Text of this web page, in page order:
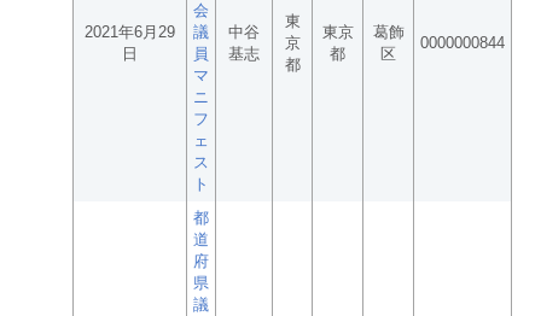
2021年6月29
日
会
議
員
マ
ニ
フ
ェ
ス
ト
中谷
基志
東
京
都
東京
都
葛飾
区
0000000844
都
道
府
県
議